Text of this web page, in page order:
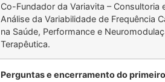
Co-Fundador da Variavita – Consultoria
Análise da Variabilidade de Frequência
na Saúde, Performance e
Terapêutica.
Perguntas e encerramento do